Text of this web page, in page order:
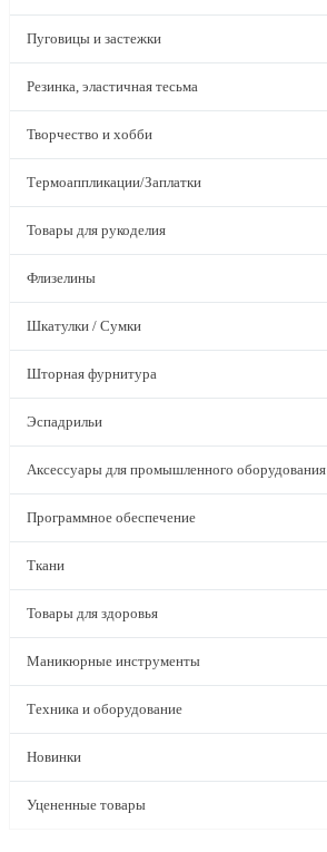
Пуговицы и застежки
Резинка, эластичная тесьма
Творчество и хобби
Термоаппликации/Заплатки
Товары для рукоделия
Флизелины
Шкатулки / Сумки
Шторная фурнитура
Эспадрильи
Аксессуары для промышленного оборудования
Программное обеспечение
Ткани
Товары для здоровья
Маникюрные инструменты
Техника и оборудование
Новинки
Уцененные товары